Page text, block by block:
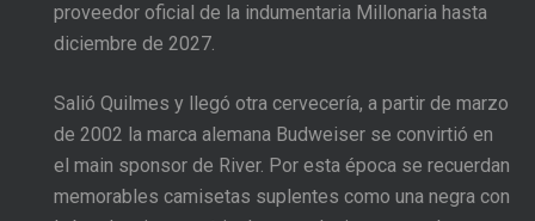
proveedor oficial de la indumentaria Millonaria hasta
diciembre de 2027.
Salió Quilmes y llegó otra cervecería, a partir de marzo
de 2002 la marca alemana Budweiser se convirtió en
el main sponsor de River. Por esta época se recuerdan
memorables camisetas suplentes como una negra con